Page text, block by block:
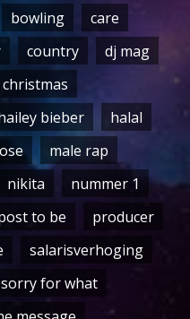
bowling
care
country
dj mag
bieber
halal
male rap
nikita
nummer 1
to be
producer
salarisverhoging
sorry for what